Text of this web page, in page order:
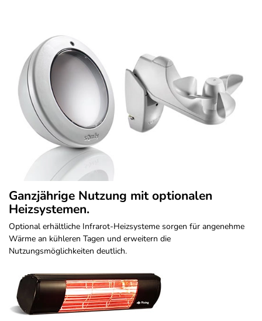
Ganzjährige Nutzung mit optionalen
Heizsystemen.
Optional erhältliche Infrarot-Heizsysteme sorgen für angenehme
Wärme an kühleren Tagen und erweitern die
Nutzungsmöglichkeiten deutlich.